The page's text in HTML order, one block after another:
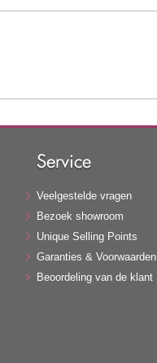
Service
Veelgestelde vragen
Bezoek showroom
Unique Selling Points
Garanties & Voorwaarden
Beoordeling van de klant